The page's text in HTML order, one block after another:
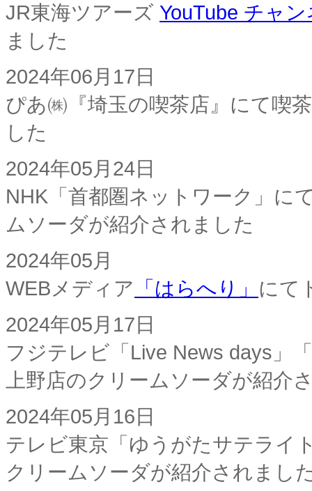
JR東海ツアーズ YouTube チャ
ました
2024年06月17日
ぴあ㈱『埼玉の喫茶店』にて喫
した
2024年05月24日
NHK「首都圏ネットワーク」に
ムソーダが紹介されました
2024年05月
WEBメディア 「はらへり」 にて
2024年05月17日
フジテレビ「Live News days」
上野店のクリームソーダが紹介
2024年05月16日
テレビ東京「ゆうがたサテライ
クリームソーダが紹介されまし